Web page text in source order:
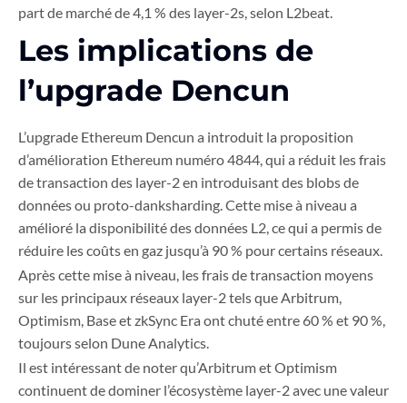
part de marché de 4,1 % des layer-2s, selon L2beat.
Les implications de
l’upgrade Dencun
L’upgrade Ethereum Dencun a introduit la proposition
d’amélioration Ethereum numéro 4844, qui a réduit les frais
de transaction des layer-2 en introduisant des blobs de
données ou proto-danksharding. Cette mise à niveau a
amélioré la disponibilité des données L2, ce qui a permis de
réduire les coûts en gaz jusqu’à 90 % pour certains réseaux.
Après cette mise à niveau, les frais de transaction moyens
sur les principaux réseaux layer-2 tels que Arbitrum,
Optimism, Base et zkSync Era ont chuté entre 60 % et 90 %,
toujours selon Dune Analytics.
Il est intéressant de noter qu’Arbitrum et Optimism
continuent de dominer l’écosystème layer-2 avec une valeur